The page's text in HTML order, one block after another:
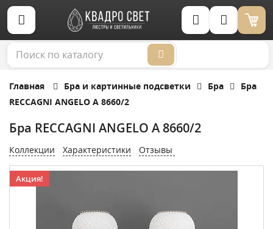
Корзина (0)
Главная Бра и картинные подсветки Бра
Бра
RECCAGNI ANGELO A 8660/2
Бра RECCAGNI ANGELO A 8660/2
Коллекции Характеристики Отзывы
Акция!